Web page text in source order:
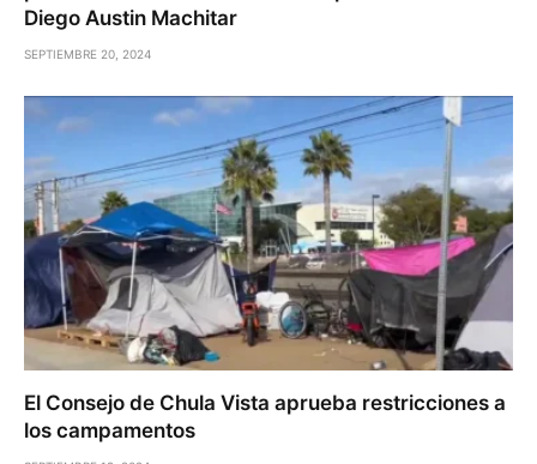
Diego Austin Machitar
SEPTIEMBRE 20, 2024
El Consejo de Chula Vista aprueba restricciones a
los campamentos